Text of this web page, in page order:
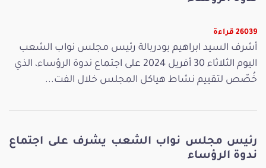
26039 قراءة
أشرف السيد ابراهيم بودربالة رئيس مجلس نواب الشعب
اليوم الثلاثاء 30 أفريل 2024 على اجتماع ندوة الرؤساء، الذي
خُصّص لتقييم نشاط هياكل المجلس خلال الفت...
رئيس مجلس نواب الشعب يشرف على اجتماع
ندوة الرؤساء